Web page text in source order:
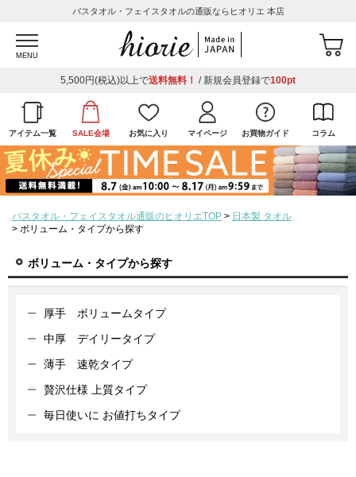
バスタオル・フェイスタオルの通販ならヒオリエ 本店
MENU
5,500円(税込)以上で送料無料！ / 新規会員登録で100pt
アイテム一覧 SALE会場 お気に入り マイページ お買物ガイド コラム
バスタオル・フェイスタオル通販のヒオリエTOP
日本製 タオル
ボリューム・タイプから探す
ボリューム・タイプから探す
厚手 ボリュームタイプ
中厚 デイリータイプ
薄手 速乾タイプ
贅沢仕様 上質タイプ
毎日使いに お値打ちタイプ